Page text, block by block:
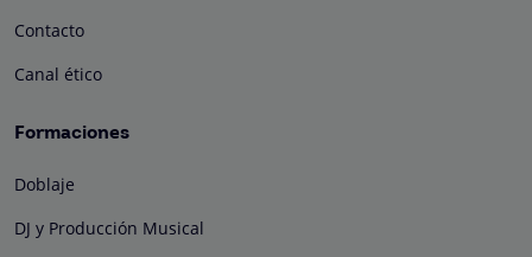
Contacto
Canal ético
Formaciones
Doblaje
DJ y Producción Musical